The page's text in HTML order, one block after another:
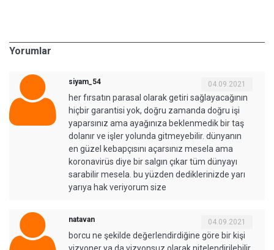
Yorumlar
siyam_54 04.09.2021
her fırsatın parasal olarak getiri sağlayacağının
hiçbir garantisi yok, doğru zamanda doğru işi
yaparsınız ama ayağınıza beklenmedik bir taş
dolanır ve işler yolunda gitmeyebilir. dünyanın
en güzel kebapçısını açarsınız mesela ama
koronavirüs diye bir salgın çıkar tüm dünyayı
sarabilir mesela. bu yüzden dediklerinizde yarı
yarıya hak veriyorum size
natavan 04.09.2021
borcu ne şekilde değerlendirdiğine göre bir kişi
vizyoner ya da vizyonsuz olarak nitelendirilebilir.